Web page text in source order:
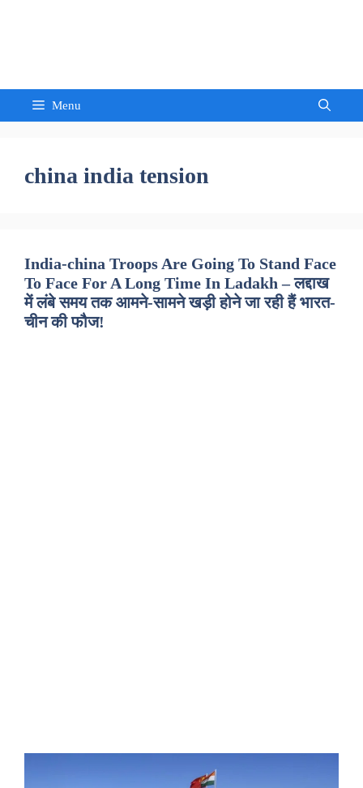
Menu
china india tension
India-china Troops Are Going To Stand Face
To Face For A Long Time In Ladakh – लद्दाख
में लंबे समय तक आमने-सामने खड़ी होने जा रही हैं भारत-
चीन की फौज!